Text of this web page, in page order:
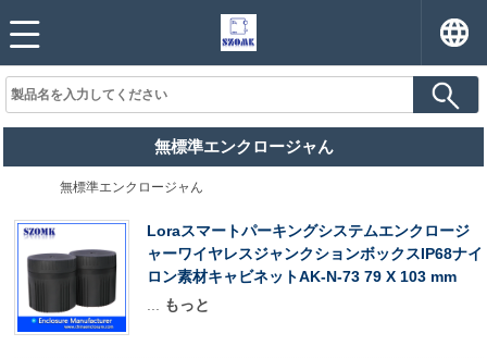
無標準エンクロージャん
無標準エンクロージャん
Loraスマートパーキングシステムエンクロージ
ャーワイヤレスジャンクションボックスIP68ナイ
ロン素材キャビネットAK-N-73 79 X 103 mm
もっと